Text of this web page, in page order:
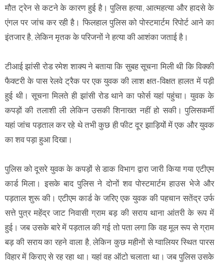
मौत ट्रेन से कटने के कारण हुई है। पुलिस हत्या, आत्महत्या और हादसे के
एंगल पर जांच कर रही है। फिलहाल पुलिस को पोस्टमार्टम रिपोर्ट आने का
इंतजार है, लेकिन मृतक के परिजनों ने हत्या की आशंका जताई है।
टीआई झांसी रोड रमेश शाक्य ने बताया कि सुबह सूचना मिली थी कि विक्की
फैक्टरी के पास रेलवे ट्रैक पर एक युवक की लाश क्षत-विक्षत हालत में पड़ी
हुई थी। सूचना मिलते ही झांसी रोड थाने का फोर्स यहां पहुंचा। युवक के
कपड़ों की तलाशी ली लेकिन उसकी शिनाख्त नहीं हो सकी। पुलिसकर्मी
यहां जांच पड़ताल कर रहे थे तभी कुछ ही फीट दूर झाड़ियों में एक और युवक
का शव पड़ा हुआ दिखा।
पुलिस को दूसरे युवक के कपड़ों से डाक विभाग द्वारा जारी किया गया एटीएम
कार्ड मिला। इसके बाद पुलिस ने दोनों शव पोस्टमार्टम हाउस भेजे और
पड़ताल शुरू की। एटीएम कार्ड के जरिए एक युवक की पहचान सतेंद्र उर्फ
सत्ते पुत्र महेंद्र जाट निवासी ग्राम बड़ की सराय थाना आंतरी के रूप में
हुई। जब उसके बारे में पड़ताल की गई तो पता लगा कि वह मूल रूप से ग्राम
बड़ की सराय का रहने वाला है, लेकिन कुछ महीनों से ग्वालियर स्थित पारस
विहार में किराए से रह रहा था। यहां वह ऑटो चलाता था। जब पुलिस उसके